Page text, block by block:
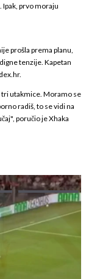
prvo moraju
prošla prema planu,
tenzije. Kapetan
utakmice. Moramo se
radiš, to se vidi na
poručio je Xhaka